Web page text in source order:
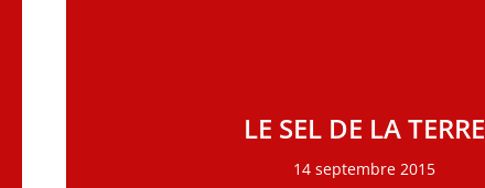
LE SEL DE LA TERRE
14 septembre 2015